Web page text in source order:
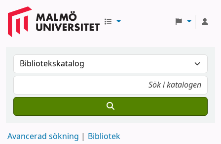
Avancerad sökning Bibliotek